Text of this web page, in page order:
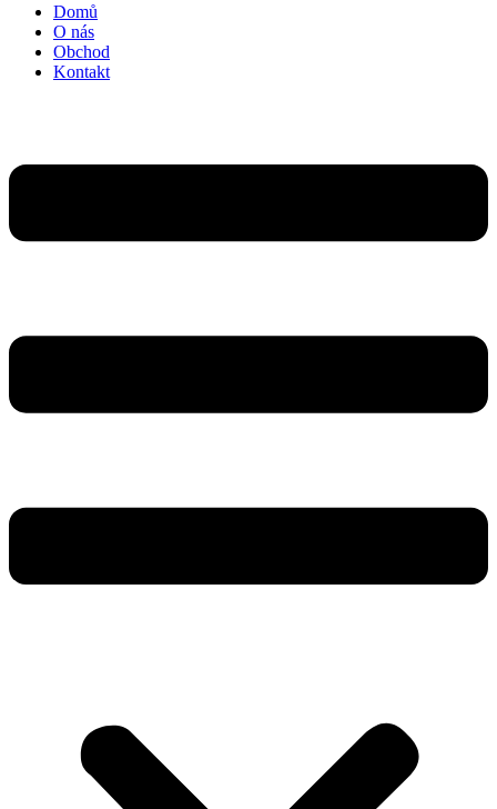
Domů
O nás
Obchod
Kontakt